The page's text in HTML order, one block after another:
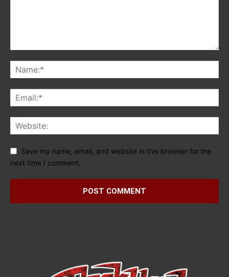
Save my name, email, and website in this browser for the
next time I comment.